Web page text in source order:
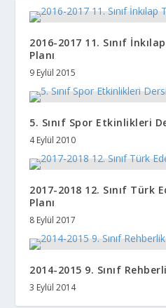
2016-2017 11. Sınıf
Planı
9 Eylül 2015
5. Sınıf Spor Etkinlikleri
4 Eylül 2010
2017-2018 12. Sınıf Türk
Planı
8 Eylül 2017
2014-2015 9. Sınıf
3 Eylül 2014